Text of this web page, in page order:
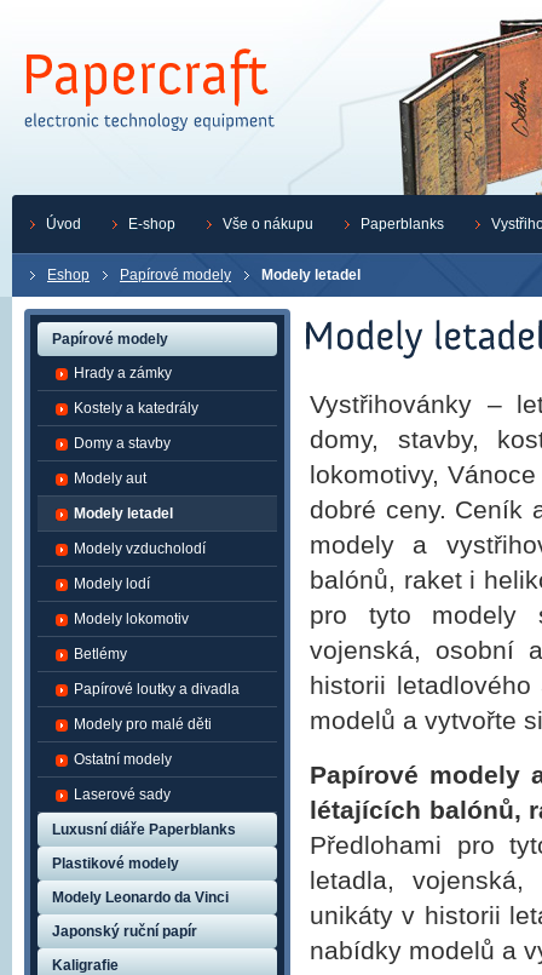
Eshop Papírové modely Modely letadel
Vystřihovánky –
domy, stavby,
lokomotivy,
dobré ceny. Ceník
modely a
balónů, raket i
pro tyto modely
vojenská, osobní
historii
modelů a vytvořte
Papírové modely
létajících balónů,
Předlohami pro
letadla,
unikáty v historii
nabídky modelů a
Papírové modely
Hrady a zámky
Kostely a katedrály
Domy a stavby
Modely aut
Modely letadel
Modely vzducholodí
Modely lodí
Modely lokomotiv
Betlémy
Papírové loutky a divadla
Modely pro malé děti
Ostatní modely
Laserové sady
Luxusní diáře Paperblanks
Plastikové modely
Modely Leonardo da Vinci
Japonský ruční papír
Kaligrafie
Úvod E-shop Vše o nákupu Paperblanks